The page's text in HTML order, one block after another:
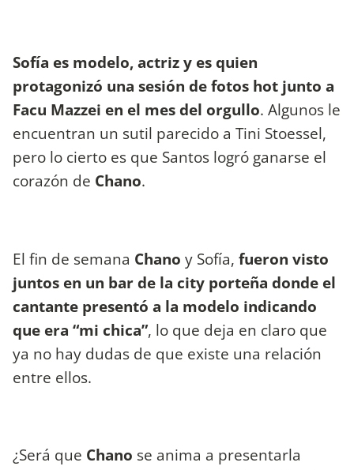
Sofía es modelo, actriz y es quien
protagonizó una sesión de fotos hot junto a
Facu Mazzei en el mes del orgullo. Algunos le
encuentran un sutil parecido a Tini Stoessel,
pero lo cierto es que Santos logró ganarse el
corazón de Chano.
El fin de semana Chano y Sofía, fueron visto
juntos en un bar de la city porteña donde el
cantante presentó a la modelo indicando
que era “mi chica”, lo que deja en claro que
ya no hay dudas de que existe una relación
entre ellos.
¿Será que Chano se anima a presentarla